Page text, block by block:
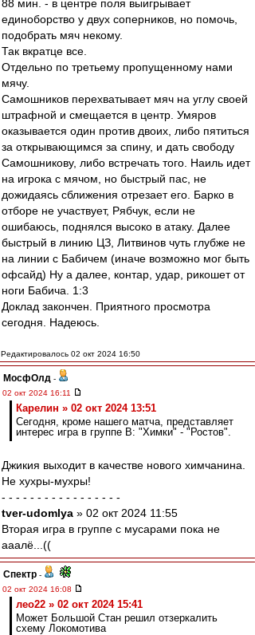
88 мин. - в центре поля выигрывает
единоборство у двух соперников, но помочь,
подобрать мяч некому.
Так вкратце все.
Отдельно по третьему пропущенному нами
мячу.
Самошников перехватывает мяч на углу своей
штрафной и смещается в центр. Умяров
оказывается один против двоих, либо пятиться
за открывающимся за спину, и дать свободу
Самошникову, либо встречать того. Наиль идет
на игрока с мячом, но быстрый пас, не
дожидаясь сближения отрезает его. Барко в
отборе не участвует, Рябчук, если не
ошибаюсь, поднялся высоко в атаку. Далее
быстрый в линию ЦЗ, Литвинов чуть глубже не
на линии с Бабичем (иначе возможно мог быть
офсайд) Ну а далее, контар, удар, рикошет от
ноги Бабича. 1:3
Доклад закончен. Приятного просмотра
сегодня. Надеюсь.
Редактировалось 02 окт 2024 16:50
МосфОлд -
02 окт 2024 16:11
Карелин » 02 окт 2024 13:51
Сегодня, кроме нашего матча, представляет
интерес игра в группе В: "Химки" - "Ростов".
Джикия выходит в качестве нового химчанина.
Не хухры-мухры!
- - - - - - - - - - - - - - - - -
tver-udomlya » 02 окт 2024 11:55
Вторая игра в группе с мусарами пока не
ааалё...((
Спектр -
02 окт 2024 16:08
лео22 » 02 окт 2024 15:41
Может Большой Стан решил отзеркалить
схему Локомотива